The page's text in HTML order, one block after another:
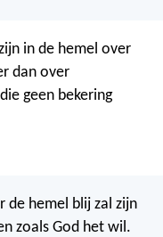
in de hemel over
dan over
geen bekering
de hemel blij zal zijn
zoals God het wil.